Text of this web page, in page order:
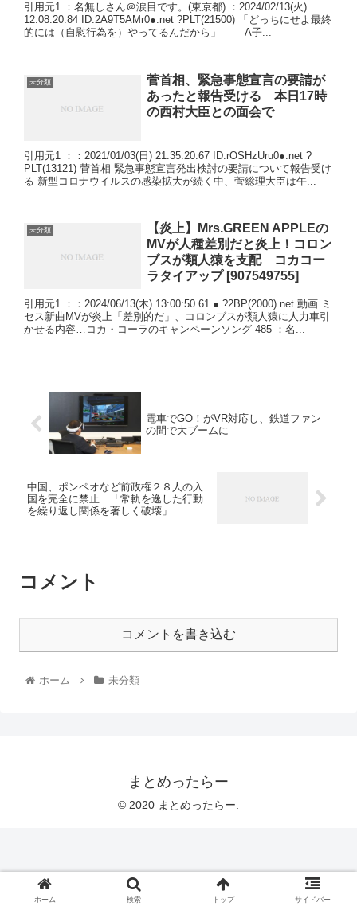
引用元1 ：名無しさん＠涙目です。(東京都) ：2024/02/13(火)
12:08:20.84 ID:2A9T5AMr0●.net ?PLT(21500) 「どっちにせよ最終
的には（自慰行為を）やってるんだから」 ――A子...
未分類
菅首相、緊急事態宣言の要請が
あったと報告受ける 本日17時
の西村大臣との面会で
引用元1 ：：2021/01/03(日) 21:35:20.67 ID:rOSHzUru0●.net ?
PLT(13121) 菅首相 緊急事態宣言発出検討の要請について報告受け
る 新型コロナウイルスの感染拡大が続く中、菅総理大臣は午...
未分類
【炎上】Mrs.GREEN APPLEの
MVが人種差別だと炎上！コロン
ブスが類人猿を支配 コカコー
ラタイアップ [907549755]
引用元1 ：：2024/06/13(木) 13:00:50.61 ● ?2BP(2000).net 動画 ミ
セス新曲MVが炎上「差別的だ」、コロンブスが類人猿に人力車引
かせる内容…コカ・コーラのキャンペーンソング 485 ：名...
電車でGO！がVR対応し、鉄道ファン
の間で大ブームに
中国、ポンペオなど前政権２８人の入
国を完全に禁止 「常軌を逸した行動
を繰り返し関係を著しく破壊」
コメント
コメントを書き込む
ホーム 未分類
まとめったらー
© 2020 まとめったらー.
ホーム 検索 トップ サイドバー